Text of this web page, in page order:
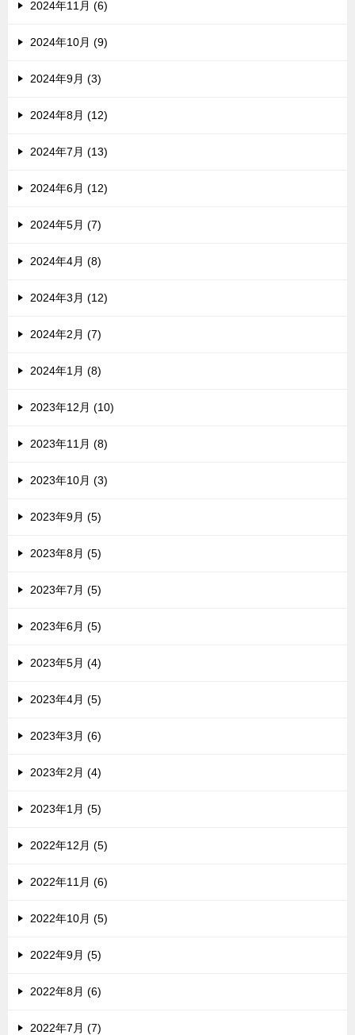
2024年11月 (6)
2024年10月 (9)
2024年9月 (3)
2024年8月 (12)
2024年7月 (13)
2024年6月 (12)
2024年5月 (7)
2024年4月 (8)
2024年3月 (12)
2024年2月 (7)
2024年1月 (8)
2023年12月 (10)
2023年11月 (8)
2023年10月 (3)
2023年9月 (5)
2023年8月 (5)
2023年7月 (5)
2023年6月 (5)
2023年5月 (4)
2023年4月 (5)
2023年3月 (6)
2023年2月 (4)
2023年1月 (5)
2022年12月 (5)
2022年11月 (6)
2022年10月 (5)
2022年9月 (5)
2022年8月 (6)
2022年7月 (7)